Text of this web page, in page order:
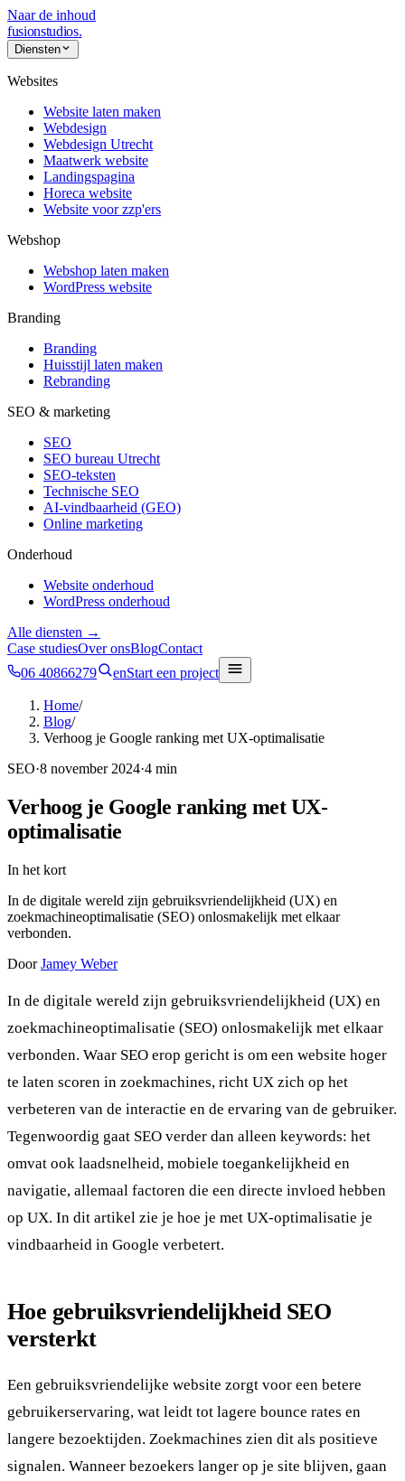
Naar de inhoud
fusionstudios.
Diensten
Websites
Website laten maken
Webdesign
Webdesign Utrecht
Maatwerk website
Landingspagina
Horeca website
Website voor zzp'ers
Webshop
Webshop laten maken
WordPress website
Branding
Branding
Huisstijl laten maken
Rebranding
SEO & marketing
SEO
SEO bureau Utrecht
SEO-teksten
Technische SEO
AI-vindbaarheid (GEO)
Online marketing
Onderhoud
Website onderhoud
WordPress onderhoud
Alle diensten →
Case studiesOver onsBlogContact
06 40866279
enStart een project
Home/
Blog/
Verhoog je Google ranking met UX-optimalisatie
SEO·8 november 2024·4 min
Verhoog je Google ranking met UX-
optimalisatie
In het kort
In de digitale wereld zijn gebruiksvriendelijkheid (UX) en
zoekmachineoptimalisatie (SEO) onlosmakelijk met elkaar
verbonden.
Door Jamey Weber
In de digitale wereld zijn gebruiksvriendelijkheid (UX) en
zoekmachineoptimalisatie (SEO) onlosmakelijk met elkaar
verbonden. Waar SEO erop gericht is om een website hoger
te laten scoren in zoekmachines, richt UX zich op het
verbeteren van de interactie en de ervaring van de gebruiker.
Tegenwoordig gaat SEO verder dan alleen keywords: het
omvat ook laadsnelheid, mobiele toegankelijkheid en
navigatie, allemaal factoren die een directe invloed hebben
op UX. In dit artikel zie je hoe je met UX-optimalisatie je
vindbaarheid in Google verbetert.
Hoe gebruiksvriendelijkheid SEO
versterkt
Een gebruiksvriendelijke website zorgt voor een betere
gebruikerservaring, wat leidt tot lagere bounce rates en
langere bezoektijden. Zoekmachines zien dit als positieve
signalen. Wanneer bezoekers langer op je site blijven, gaan